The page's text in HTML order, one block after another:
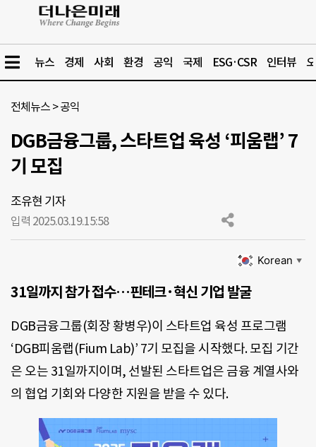
뉴스 경제 사회 환경 공익 국제 ESG·CSR 인터뷰
전체뉴스 >공익
DGB금융그룹, 스타트업 육성 ‘피움랩’ 7
기 모집
조유현 기자
입력 2025.03.19.15:58
Korean ▼
31일까지 참가 접수…핀테크·혁신 기업 발굴
DGB금융그룹(회장 황병우)이 스타트업 육성 프로그램
‘DGB피움랩(Fium Lab)’ 7기 모집을 시작했다. 모집 기간
은 오는 31일까지이며, 선발된 스타트업은 금융 계열사와
의 협업 기회와 다양한 지원을 받을 수 있다.